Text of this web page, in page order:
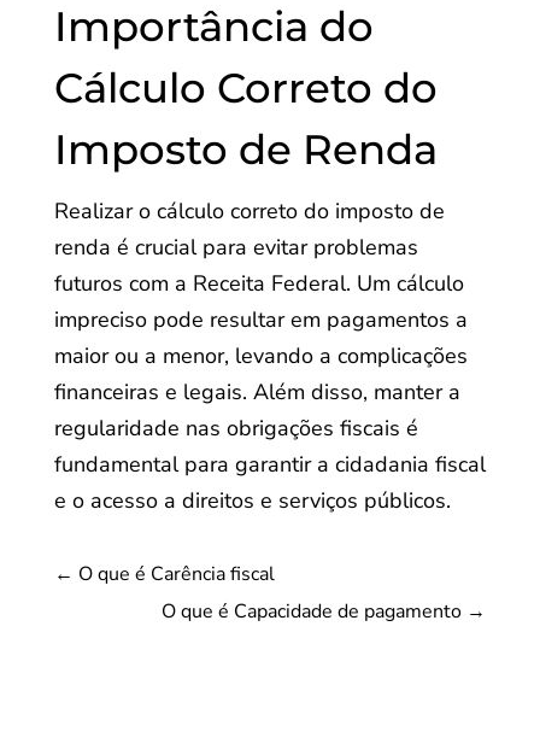
Importância do
Cálculo Correto do
Imposto de Renda
Realizar o cálculo correto do imposto de
renda é crucial para evitar problemas
futuros com a Receita Federal. Um cálculo
impreciso pode resultar em pagamentos a
maior ou a menor, levando a complicações
financeiras e legais. Além disso, manter a
regularidade nas obrigações fiscais é
fundamental para garantir a cidadania fiscal
e o acesso a direitos e serviços públicos.
← O que é Carência fiscal
O que é Capacidade de pagamento →